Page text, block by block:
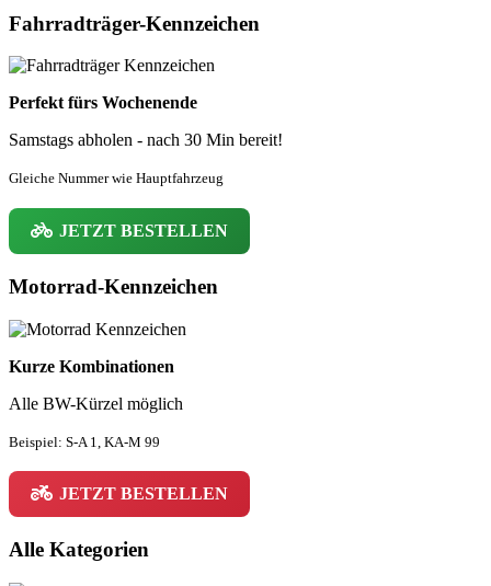
Fahrradträger-Kennzeichen
Perfekt fürs Wochenende
Samstags abholen - nach 30 Min bereit!
Gleiche Nummer wie Hauptfahrzeug
JETZT BESTELLEN
Motorrad-Kennzeichen
Kurze Kombinationen
Alle BW-Kürzel möglich
Beispiel: S-A 1, KA-M 99
JETZT BESTELLEN
Alle Kategorien